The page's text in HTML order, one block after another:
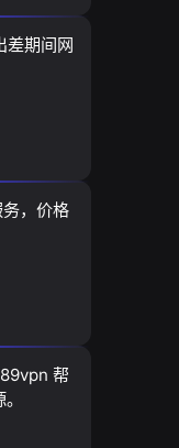
差期间网
，价格
帮